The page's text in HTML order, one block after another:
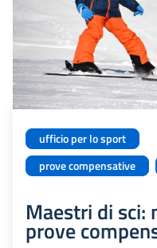
ufficio per lo sport
prove compensative
Maestri di sci:
prove